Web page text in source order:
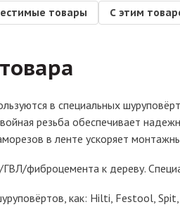
товары С этим
в специальных
резьба обеспечивает
в ленте ускоряет
фиброцемента к дереву.
как: Hilti, Festool,